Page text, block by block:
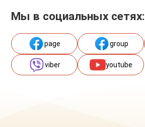
Мы в социальных сетях:
page group
viber youtube